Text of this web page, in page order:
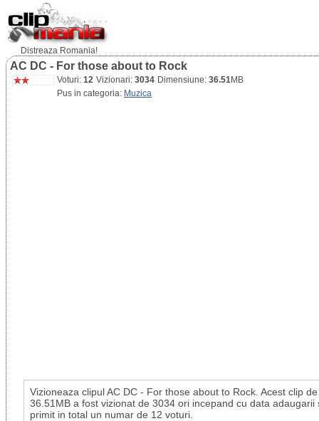
Distreaza Romania!
AC DC - For those about to Rock
Voturi: 12 Vizionari: 3034 Dimensiune: 36.51MB
Pus in categoria: Muzica
Vizioneaza clipul AC DC - For those about to Rock. Acest clip de
36.51MB a fost vizionat de 3034 ori incepand cu data adaugarii
primit in total un numar de 12 voturi.